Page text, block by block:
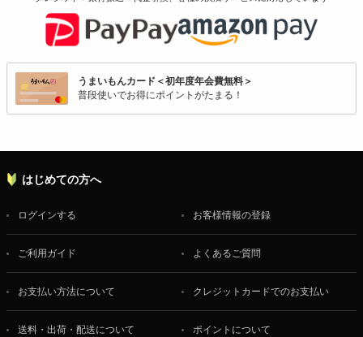
うまいもんカード＜初年度年会費無料＞
普段使いでお得にポイントがたまる！
はじめての方へ
ログインする お客様情報の登録
ご利用ガイド よくあるご質問
お支払い方法について クレジットカードでのお支払い
送料・出荷・配送について ポイントについて